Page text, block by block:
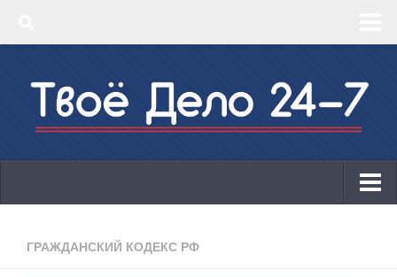
‣ КБК 2019
КБК 2019
ГРАЖДАНСКИЙ КОДЕКС РФ